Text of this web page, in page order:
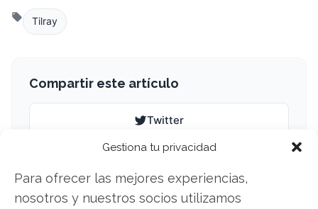
Gestiona tu privacidad
Para ofrecer las mejores experiencias,
nosotros y nuestros socios utilizamos
Tilray
Compartir este artículo
Twitter
Facebook
LinkedIn